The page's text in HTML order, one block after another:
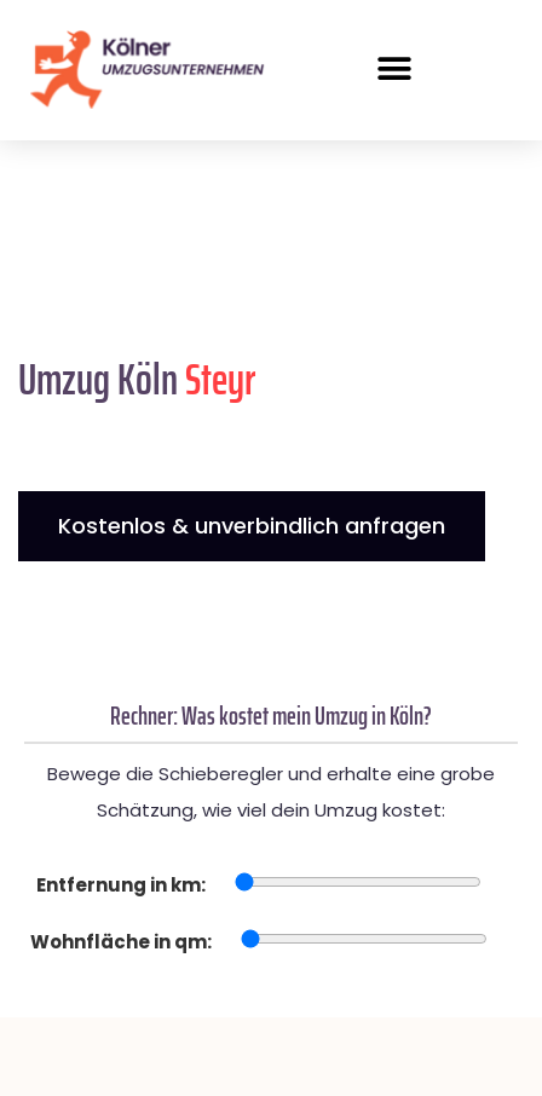
Umzug KölnSteyr
Kostenlos & unverbindlich anfragen
Rechner: Was kostet mein Umzug in Köln?
Bewege die Schieberegler und erhalte eine grobe
Schätzung, wie viel dein Umzug kostet:
Entfernung in km:
Wohnfläche in qm: